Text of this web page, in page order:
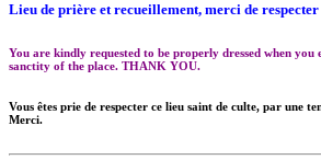
Lieu de prière et recueillement, merci de respecter
You are kindly requested to be properly dressed when you
sanctity of the place. THANK YOU.
Vous êtes prie de respecter ce lieu saint de culte, par une
Merci.